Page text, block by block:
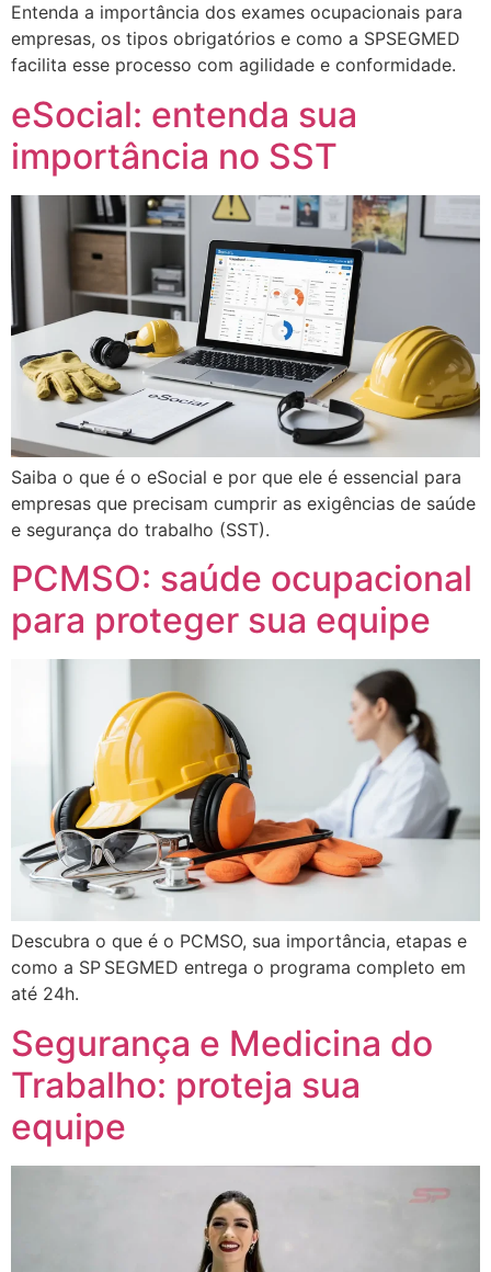
Entenda a importância dos exames ocupacionais para
empresas, os tipos obrigatórios e como a SPSEGMED
facilita esse processo com agilidade e conformidade.
eSocial: entenda sua
importância no SST
Saiba o que é o eSocial e por que ele é essencial para
empresas que precisam cumprir as exigências de saúde
e segurança do trabalho (SST).
PCMSO: saúde ocupacional
para proteger sua equipe
Descubra o que é o PCMSO, sua importância, etapas e
como a SP SEGMED entrega o programa completo em
até 24h.
Segurança e Medicina do
Trabalho: proteja sua
equipe